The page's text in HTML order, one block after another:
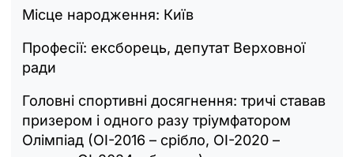
Місце народження: Київ
Професії: ексборець, депутат Верховної
ради
Головні спортивні досягнення: тричі ставав
призером і одного разу тріумфатором
Олімпіад (ОІ-2016 – срібло, ОІ-2020 –